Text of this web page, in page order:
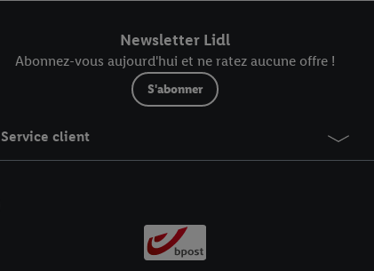
Newsletter Lidl
Abonnez-vous aujourd'hui et ne ratez aucune offre !
S'abonner
Service client